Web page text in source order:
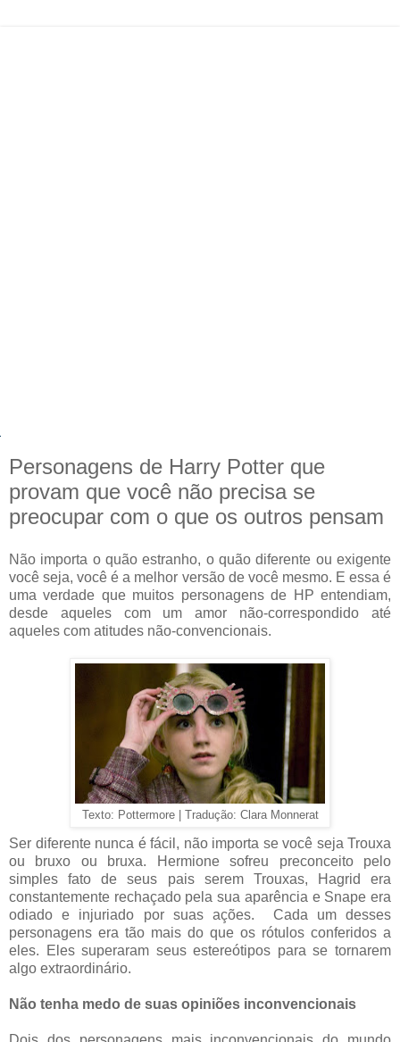
Personagens de Harry Potter que
provam que você não precisa se
preocupar com o que os outros pensam
Não importa o quão estranho, o quão diferente ou exigente
você seja, você é a melhor versão de você mesmo. E essa é
uma verdade que muitos personagens de HP entendiam,
desde aqueles com um amor não-correspondido até
aqueles com atitudes não-convencionais.
Texto: Pottermore | Tradução: Clara Monnerat
Ser diferente nunca é fácil, não importa se você seja Trouxa
ou bruxo ou bruxa. Hermione sofreu preconceito pelo
simples fato de seus pais serem Trouxas, Hagrid era
constantemente rechaçado pela sua aparência e Snape era
odiado e injuriado por suas ações. Cada um desses
personagens era tão mais do que os rótulos conferidos a
eles. Eles superaram seus estereótipos para se tornarem
algo extraordinário.
Não tenha medo de suas opiniões inconvencionais